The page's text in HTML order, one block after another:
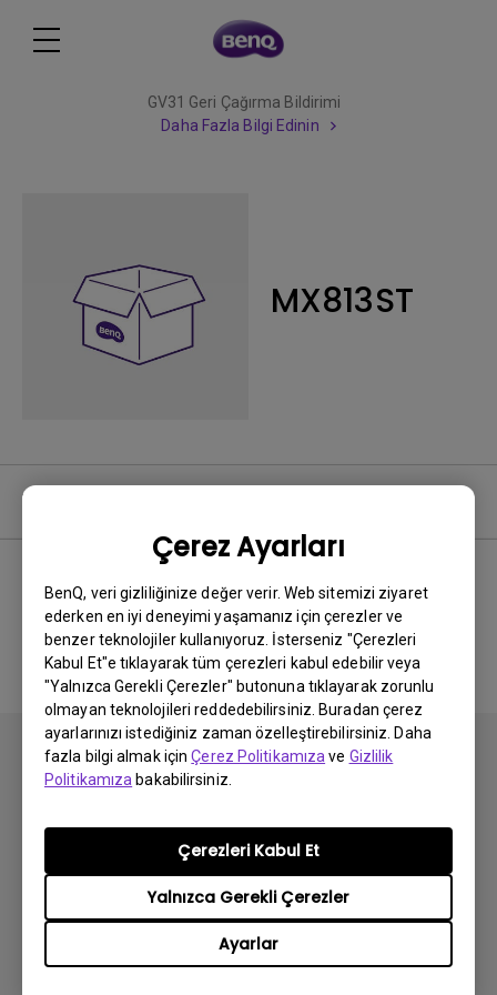
Çerez Ayarları
BenQ, veri gizliliğinize değer verir. Web sitemizi ziyaret
ederken en iyi deneyimi yaşamanız için çerezler ve
benzer teknolojiler kullanıyoruz. İsterseniz "Çerezleri
Kabul Et"e tıklayarak tüm çerezleri kabul edebilir veya
"Yalnızca Gerekli Çerezler" butonuna tıklayarak zorunlu
olmayan teknolojileri reddedebilirsiniz. Buradan çerez
ayarlarınızı istediğiniz zaman özelleştirebilirsiniz. Daha
fazla bilgi almak içinÇerez Politikamıza ve Gizlilik
Politikamıza bakabilirsiniz.
Ayarlar
Yalnızca Gerekli Çerezler
Çerezleri Kabul Et
GV31 Geri Çağırma Bildirimi
Daha Fazla Bilgi Edinin
MX813ST
Yazılım
İlgili yazılım ve sürücü yok
Abone olun